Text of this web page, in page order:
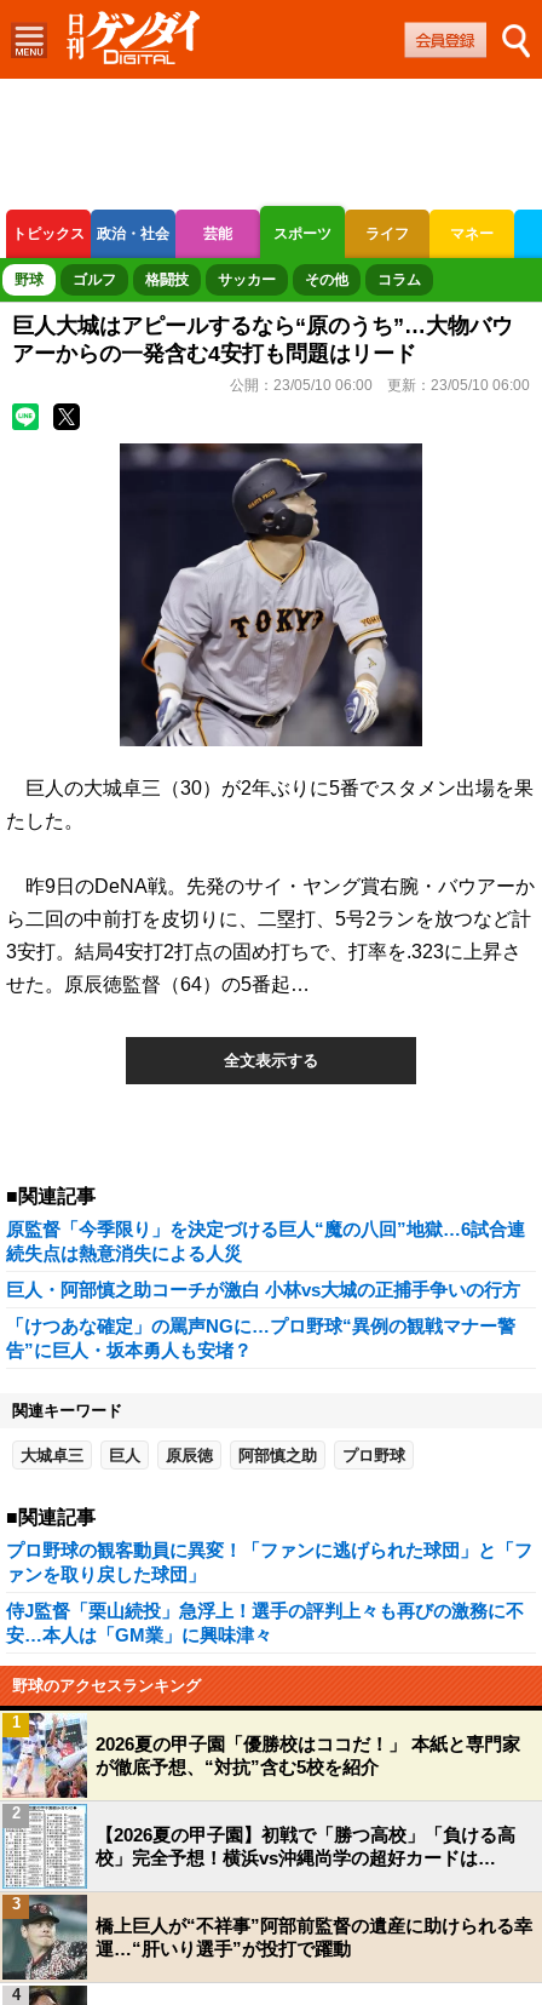
トピックス 政治・社会 芸能 スポーツ ライフ マネー
ボートレース 競輪 オートレース
野球 ゴルフ 格闘技 サッカー その他 コラム
巨人大城はアピールするなら“原のうち”…大物バウ
アーからの一発含む4安打も問題はリード
公開： 23/05/10 06:00 更新： 23/05/10 06:00
巨人の大城卓三（30）が2年ぶりに5番でスタメン出場を果
たした。
昨9日のDeNA戦。先発のサイ・ヤング賞右腕・バウアーか
ら二回の中前打を皮切りに、二塁打、5号2ランを放つなど計
3安打。結局4安打2打点の固め打ちで、打率を.323に上昇さ
せた。原辰徳監督（64）の5番起…
全文表示する
■関連記事
原監督「今季限り」を決定づける巨人“魔の八回”地獄…6試合連
続失点は熱意消失による人災
巨人・阿部慎之助コーチが激白 小林vs大城の正捕手争いの行方
「けつあな確定」の罵声NGに…プロ野球“異例の観戦マナー警
告”に巨人・坂本勇人も安堵？
関連キーワード
大城卓三 巨人 原辰徳 阿部慎之助 プロ野球
■関連記事
プロ野球の観客動員に異変！「ファンに逃げられた球団」と「フ
ァンを取り戻した球団」
侍J監督「栗山続投」急浮上！選手の評判上々も再びの激務に不
安…本人は「GM業」に興味津々
野球のアクセスランキング
2026夏の甲子園「優勝校はココだ！」 本紙と専門家
が徹底予想、“対抗”含む5校を紹介
1
【2026夏の甲子園】初戦で「勝つ高校」「負ける高
校」完全予想！横浜vs沖縄尚学の超好カードは…
2
橋上巨人が“不祥事”阿部前監督の遺産に助けられる幸
運…“肝いり選手”が投打で躍動
3
4